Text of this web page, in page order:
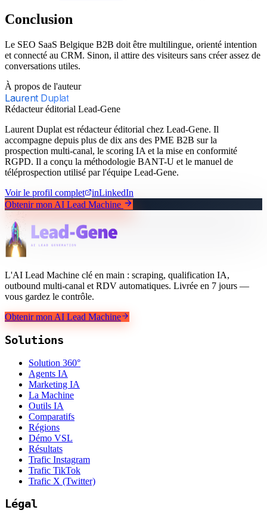
Conclusion
Le SEO SaaS Belgique B2B doit être multilingue, orienté intention
et connecté au CRM. Sinon, il attire des visiteurs sans créer assez de
conversations utiles.
À propos de l'auteur
Laurent Duplat
Rédacteur éditorial Lead-Gene
Laurent Duplat est rédacteur éditorial chez Lead-Gene. Il
accompagne depuis plus de dix ans des PME B2B sur la
prospection multi-canal, le scoring IA et la mise en conformité
RGPD. Il a conçu la méthodologie BANT-U et le manuel de
téléprospection utilisé par l'équipe Lead-Gene.
Voir le profil complet
inLinkedIn
Obtenir mon AI Lead Machine
L'AI Lead Machine clé en main : scraping, qualification IA,
outbound multi-canal et RDV automatiques. Livrée en 7 jours —
vous gardez le contrôle.
Obtenir mon AI Lead Machine
Solutions
Solution 360°
Agents IA
Marketing IA
La Machine
Outils IA
Comparatifs
Régions
Démo VSL
Résultats
Trafic Instagram
Trafic TikTok
Trafic X (Twitter)
Légal